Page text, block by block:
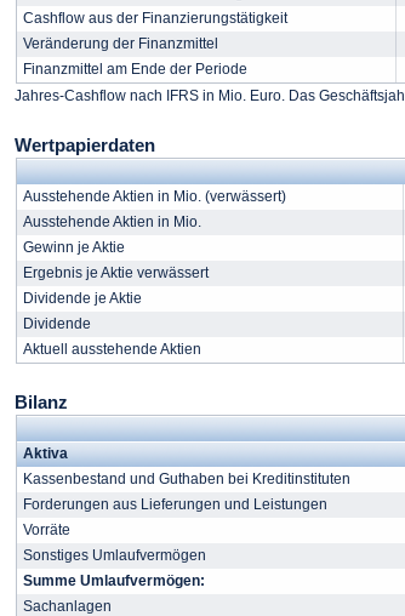
Cashflow aus der Finanzierungstätigkeit
Veränderung der Finanzmittel
Finanzmittel am Ende der Periode
Jahres-Cashflow nach IFRS in Mio. Euro. Das
Wertpapierdaten
Ausstehende Aktien in Mio. (verwässert)
Ausstehende Aktien in Mio.
Gewinn je Aktie
Ergebnis je Aktie verwässert
Dividende je Aktie
Dividende
Aktuell ausstehende Aktien
Bilanz
Aktiva
Kassenbestand und Guthaben bei Kreditinstituten
Forderungen aus Lieferungen und Leistungen
Vorräte
Sonstiges Umlaufvermögen
Summe Umlaufvermögen:
Sachanlagen